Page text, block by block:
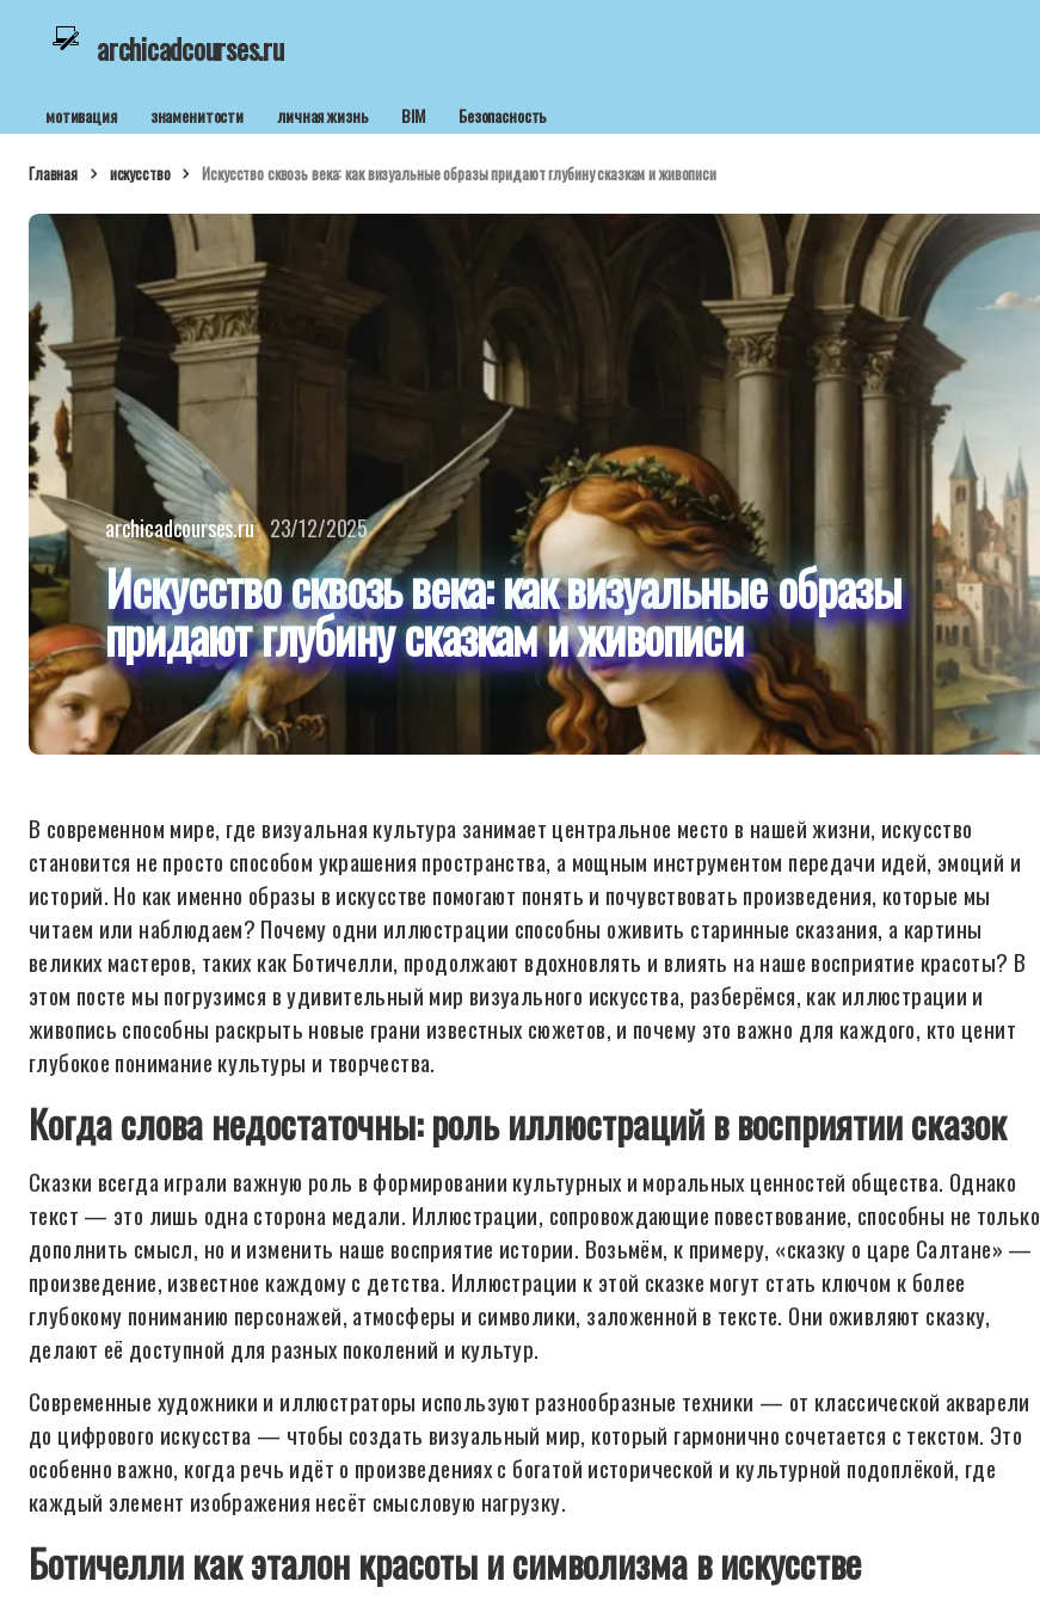
archicadcourses.ru
мотивация знаменитости личная жизнь BIM Безопасность
Главная искусство Искусство сквозь века: как визуальные образы придают глубину сказкам и живописи
archicadcourses.ru 23/12/2025
Искусство сквозь века: как визуальные образы
придают глубину сказкам и живописи
В современном мире, где визуальная культура занимает центральное место в нашей жизни, искусство
становится не просто способом украшения пространства, а мощным инструментом передачи идей, эмоций и
историй. Но как именно образы в искусстве помогают понять и почувствовать произведения, которые мы
читаем или наблюдаем? Почему одни иллюстрации способны оживить старинные сказания, а картины
великих мастеров, таких как Ботичелли, продолжают вдохновлять и влиять на наше восприятие красоты? В
этом посте мы погрузимся в удивительный мир визуального искусства, разберёмся, как иллюстрации и
живопись способны раскрыть новые грани известных сюжетов, и почему это важно для каждого, кто ценит
глубокое понимание культуры и творчества.
Когда слова недостаточны: роль иллюстраций в восприятии сказок
Сказки всегда играли важную роль в формировании культурных и моральных ценностей общества. Однако
текст — это лишь одна сторона медали. Иллюстрации, сопровождающие повествование, способны не только
дополнить смысл, но и изменить наше восприятие истории. Возьмём, к примеру, «сказку о царе Салтане» —
произведение, известное каждому с детства. Иллюстрации к этой сказке могут стать ключом к более
глубокому пониманию персонажей, атмосферы и символики, заложенной в тексте. Они оживляют сказку,
делают её доступной для разных поколений и культур.
Современные художники и иллюстраторы используют разнообразные техники — от классической акварели
до цифрового искусства — чтобы создать визуальный мир, который гармонично сочетается с текстом. Это
особенно важно, когда речь идёт о произведениях с богатой исторической и культурной подоплёкой, где
каждый элемент изображения несёт смысловую нагрузку.
Ботичелли как эталон красоты и символизма в искусстве